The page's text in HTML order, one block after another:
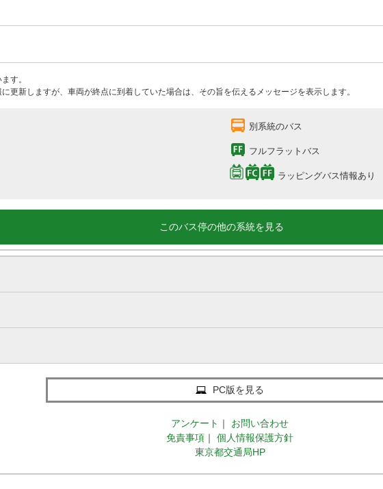
す。
更新しますが、車両が終点に到着していた場合は、その旨を伝えるメッセージを表示します。
別系統のバス
フルフラットバス
ラッピングバス情報あり
このバス停の他の系統を見る
PC版を見る
アンケート ｜
お問い合わせ
免責事項 ｜
個人情報保護方針
東京都交通局HP